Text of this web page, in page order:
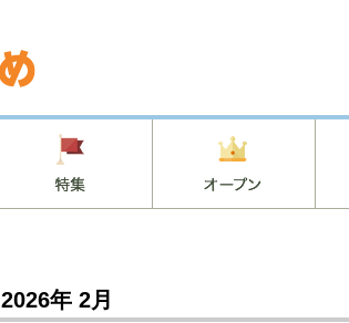
2026年 2月